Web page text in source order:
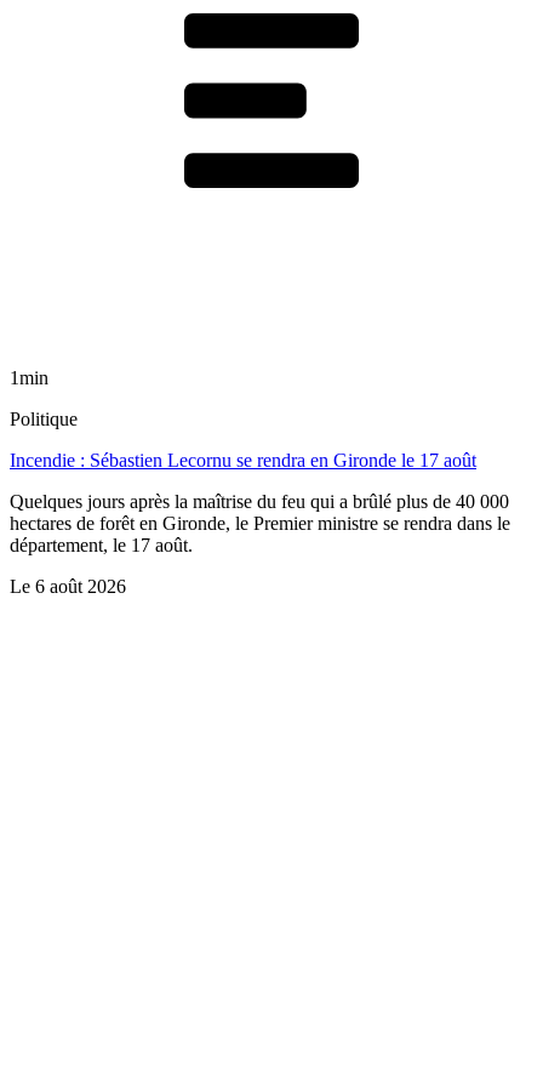
1min
Politique
Incendie : Sébastien Lecornu se rendra en Gironde le 17 août
Quelques jours après la maîtrise du feu qui a brûlé plus de 40 000
hectares de forêt en Gironde, le Premier ministre se rendra dans le
département, le 17 août.
Le 6 août 2026